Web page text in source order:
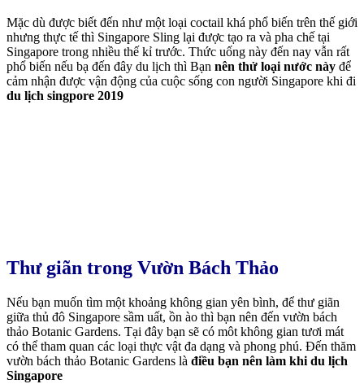
Mặc dù được biết đến như một loại coctail khá phổ biến trên thế giới
nhưng thực tế thì Singapore Sling lại được tạo ra và pha chế tại
Singapore trong nhiều thế kỉ trước. Thức uống này đến nay vẫn rất
phổ biến nếu bạ đến đây du lịch thì Bạn nên thử loại nước này để
cảm nhận được vận động của cuộc sống con người Singapore khi đi
du lịch singpore 2019
Thư giãn trong Vườn Bách Thảo
Nếu bạn muốn tìm một khoảng không gian yên bình, để thư giãn
giữa thủ đô Singapore sầm uất, ồn ào thì bạn nên đến vườn bách
thảo Botanic Gardens. Tại đây bạn sẽ có môt không gian tươi mát
có thể tham quan các loại thực vật đa dạng và phong phú. Đến thăm
vườn bách thảo Botanic Gardens là điều bạn nên làm khi du lịch
Singapore